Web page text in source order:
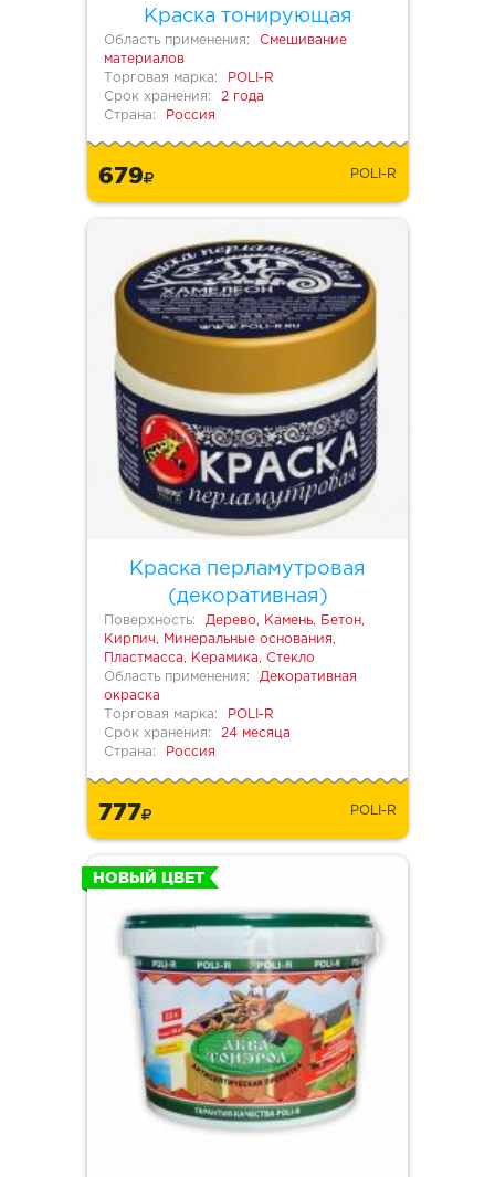
Краска тонирующая
Область применения:
Смешивание
материалов
Торговая марка:
POLI-R
Срок хранения:
2 года
Страна:
Россия
679 POLI-R
Краска перламутровая
(декоративная)
Поверхность:
Дерево, Камень, Бетон,
Кирпич, Минеральные основания,
Пластмасса, Керамика, Стекло
Область применения:
Декоративная
окраска
Торговая марка:
POLI-R
Срок хранения:
24 месяца
Страна:
Россия
777 POLI-R
НОВЫЙ ЦВЕТ